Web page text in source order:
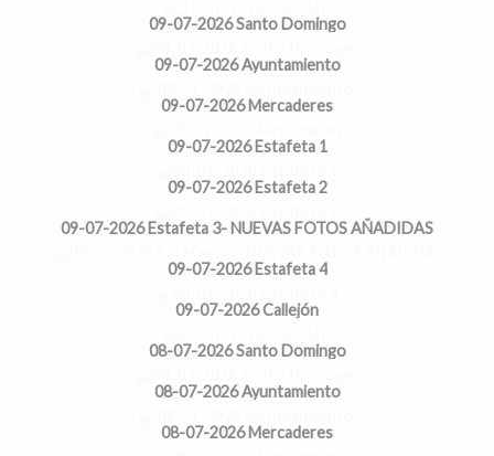
09-07-2026 Santo Domingo
09-07-2026 Ayuntamiento
09-07-2026 Mercaderes
09-07-2026 Estafeta 1
09-07-2026 Estafeta 2
09-07-2026 Estafeta 3- NUEVAS FOTOS AÑADIDAS
09-07-2026 Estafeta 4
09-07-2026 Callejón
08-07-2026 Santo Domingo
08-07-2026 Ayuntamiento
08-07-2026 Mercaderes